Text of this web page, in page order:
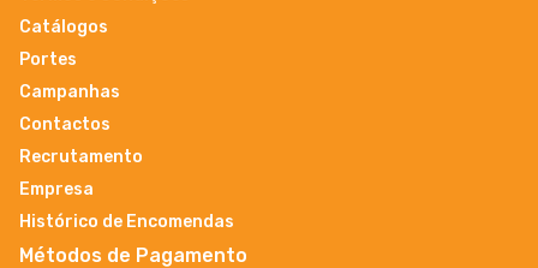
Catálogos
Portes
Campanhas
Contactos
Recrutamento
Empresa
Histórico de Encomendas
Métodos de Pagamento